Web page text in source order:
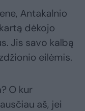
Antakalnio
dėkojo
Jis savo kalbą
eilėmis.
O kur
aš, jei